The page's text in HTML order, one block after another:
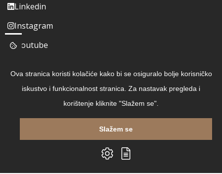
Linkedin
Instagram
Youtube
Copyright © 2026 Čitaj Knjigu
Ova stranica koristi kolačiće kako bi se osiguralo bolje korisničko
iskustvo i funkcionalnost stranica. Za nastavak pregleda i
korištenje kliknite "Slažem se".
Slažem se